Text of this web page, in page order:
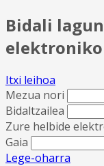
Bidali
elektroniko
Itxi leihoa
Mezua nori
Bidaltzailea
Zure helbide
Gaia
Lege-oharra